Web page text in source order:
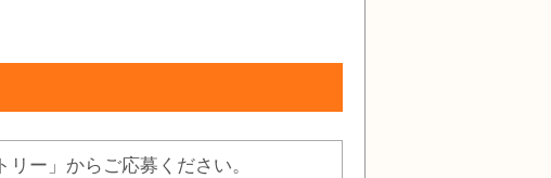
ー」からご応募ください。